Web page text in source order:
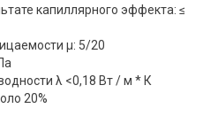
капиллярного эффекта: ≤
μ: 5/20
λ <0,18 Вт / м * К
20%